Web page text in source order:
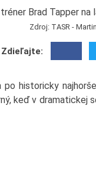
Zdroj: TASR -
Zdieľajte:
po historicky
keď v dramatickej